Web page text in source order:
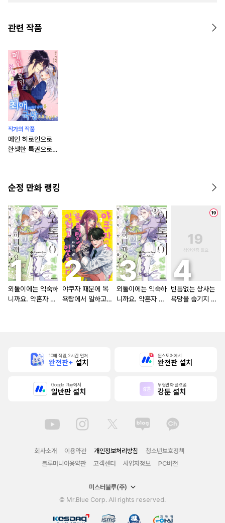
관련 작품
작가의 작품
메인 히로인으로
환생한 특권으로
순정 만화 랭킹
외톨이에는 익숙하
니까요. 약혼자 방
야쿠자 때문에 목
욕탕에서 일하고
외톨이에는 익숙하
니까요. 약혼자 방
빈틈없는 상사는
욕망을 숨기지 않
10배 적립, 2시간 먼저
완전판+ 설치
원스토어에서
완전판 설치
Google Play에서
일반판 설치
무협만화 플랫폼
강툰 설치
회사소개 이용약관 개인정보처리방침
청소년보호정책
블루머니이용약관
고객센터 사업자정보 PC버전
미스터블루(주)
© Mr.Blue Corp. All rights reserved.